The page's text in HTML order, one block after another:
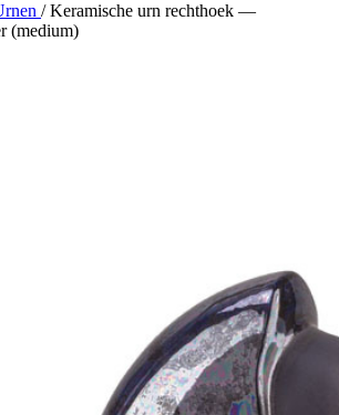
/ Keramische urn rechthoek —
(medium)